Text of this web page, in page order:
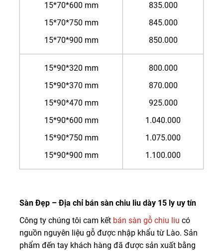
15*70*600 mm
15*70*750 mm
15*70*900 mm
835.000
845.000
850.000
15*90*320 mm
15*90*370 mm
15*90*470 mm
15*90*600 mm
15*90*750 mm
15*90*900 mm
800.000
870.000
925.000
1.040.000
1.075.000
1.100.000
Sàn Đẹp – Địa chỉ bán sàn chiu liu dày 15 ly uy tín
Công ty chúng tôi cam kết bán sàn gỗ chiu liu có
nguồn nguyên liệu gỗ được nhập khẩu từ Lào. Sản
phẩm đến tay khách hàng đã được sản xuất bằng